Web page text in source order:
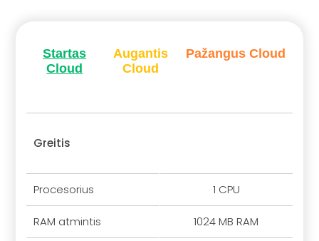
Startas
Cloud
Augantis
Cloud
Pažangus Cloud
Greitis
Procesorius 1 CPU
RAM atmintis 1024 MB RAM